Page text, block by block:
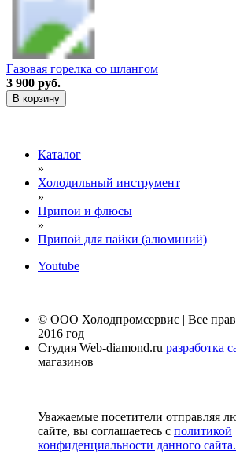
Газовая горелка со шлангом
3 900 руб.
В корзину
Каталог
»
Холодильный инструмент
»
Припои и флюсы
»
Припой для пайки (алюминий)
Youtube
© ООО Холодпромсервис | Все
2016 год
Студия Web-diamond.ru разработка
магазинов
Уважаемые посетители отправляя
сайте, вы соглашаетесь с политикой
конфиденциальности данного сайта.